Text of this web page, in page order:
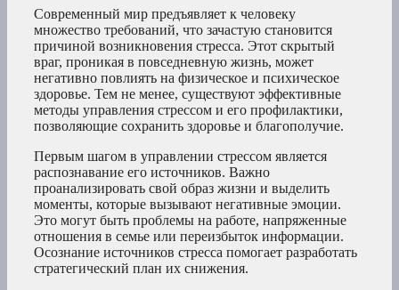
Современный мир предъявляет к человеку
множество требований, что зачастую становится
причиной возникновения стресса. Этот скрытый
враг, проникая в повседневную жизнь, может
негативно повлиять на физическое и психическое
здоровье. Тем не менее, существуют эффективные
методы управления стрессом и его профилактики,
позволяющие сохранить здоровье и благополучие.
Первым шагом в управлении стрессом является
распознавание его источников. Важно
проанализировать свой образ жизни и выделить
моменты, которые вызывают негативные эмоции.
Это могут быть проблемы на работе, напряженные
отношения в семье или переизбыток информации.
Осознание источников стресса помогает разработать
стратегический план их снижения.